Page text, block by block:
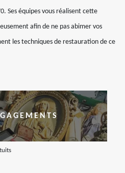
Ses équipes vous réalisent cette
afin de ne pas abimer vos
les techniques de restauration de ce